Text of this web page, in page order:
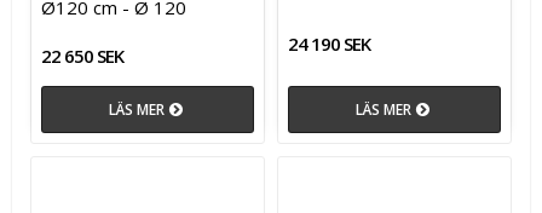
Ø120 cm - Ø 120
22 650 SEK
LÄS MER
24 190 SEK
LÄS MER